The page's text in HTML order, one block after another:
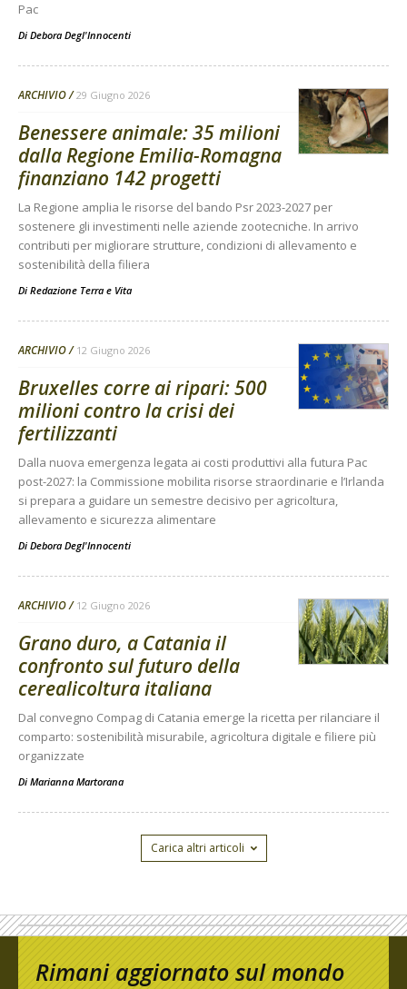
Pac
Di Debora Degl'Innocenti
ARCHIVIO 29 Giugno 2026
Benessere animale: 35 milioni
dalla Regione Emilia-Romagna
finanziano 142 progetti
La Regione amplia le risorse del bando Psr 2023-2027 per
sostenere gli investimenti nelle aziende zootecniche. In arrivo
contributi per migliorare strutture, condizioni di allevamento e
sostenibilità della filiera
Di Redazione Terra e Vita
ARCHIVIO 12 Giugno 2026
Bruxelles corre ai ripari: 500
milioni contro la crisi dei
fertilizzanti
Dalla nuova emergenza legata ai costi produttivi alla futura Pac
post-2027: la Commissione mobilita risorse straordinarie e l’Irlanda
si prepara a guidare un semestre decisivo per agricoltura,
allevamento e sicurezza alimentare
Di Debora Degl'Innocenti
ARCHIVIO 12 Giugno 2026
Grano duro, a Catania il
confronto sul futuro della
cerealicoltura italiana
Dal convegno Compag di Catania emerge la ricetta per rilanciare il
comparto: sostenibilità misurabile, agricoltura digitale e filiere più
organizzate
Di Marianna Martorana
Carica altri articoli
Rimani aggiornato sul mondo